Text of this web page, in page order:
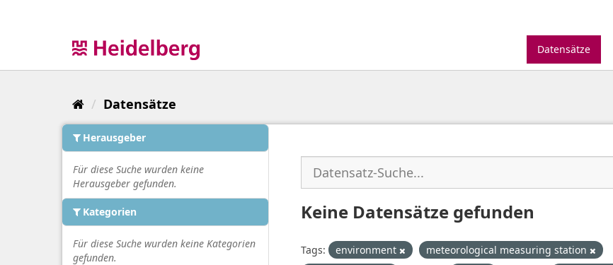
Datensätze
Datensätze
Herausgeber
Für diese Suche wurden keine
Herausgeber gefunden.
Kategorien
Für diese Suche wurden keine Kategorien
gefunden.
Keine Datensätze gefunden
Tags: environment
meteorological measuring station